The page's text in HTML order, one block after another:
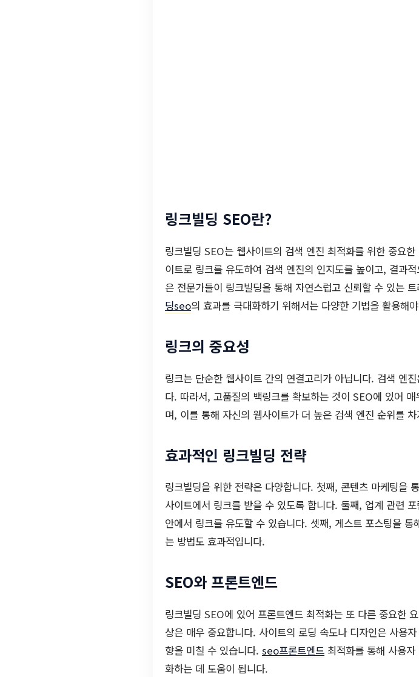
링크빌딩 SEO란?
링크빌딩 SEO는 웹사이트의 검색 엔진 최적화를 위한 중요
이트로 링크를 유도하여 검색 엔진의 인지도를 높이고, 결과
은 전문가들이 링크빌딩을 통해 자연스럽고 신뢰할 수 있는
딩seo의 효과를 극대화하기 위해서는 다양한 기법을 활용해
링크의 중요성
링크는 단순한 웹사이트 간의 연결고리가 아닙니다. 검색 엔
다. 따라서, 고품질의 백링크를 확보하는 것이 SEO에 있어 매
며, 이를 통해 자신의 웹사이트가 더 높은 검색 엔진 순위를
효과적인 링크빌딩 전략
링크빌딩을 위한 전략은 다양합니다. 첫째, 콘텐츠 마케팅을
사이트에서 링크를 받을 수 있도록 합니다. 둘째, 업계 관련
안에서 링크를 유도할 수 있습니다. 셋째, 게스트 포스팅을
는 방법도 효과적입니다.
SEO와 프론트엔드
링크빌딩 SEO에 있어 프론트엔드 최적화는 또 다른 중요한
상은 매우 중요합니다. 사이트의 로딩 속도나 디자인은 사용
향을 미칠 수 있습니다. seo프론트엔드 최적화를 통해 사용
화하는 데 도움이 됩니다.